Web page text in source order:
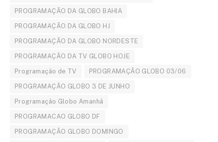
PROGRAMAÇÃO DA GLOBO BAHIA
PROGRAMAÇÃO DA GLOBO HJ
PROGRAMAÇÃO DA GLOBO NORDESTE
PROGRAMAÇÃO DA TV GLOBO HOJE
Programação de TV PROGRAMAÇÃO GLOBO 03/06
PROGRAMAÇÃO GLOBO 3 DE JUNHO
Programação Globo Amanhã
PROGRAMACAO GLOBO DF
PROGRAMAÇÃO GLOBO DOMINGO